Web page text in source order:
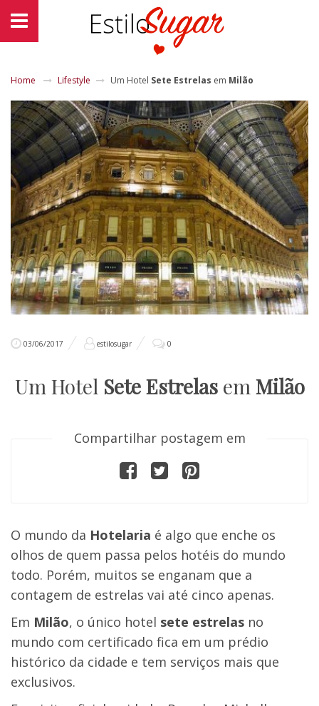
Home Lifestyle Um Hotel Sete Estrelas em Milão
03/06/2017 estilosugar 0
Um Hotel Sete Estrelasem Milão
Compartilhar postagem em
O mundo da Hotelaria é algo que enche os
olhos de quem passa pelos hotéis do mundo
todo. Porém, muitos se enganam que a
contagem de estrelas vai até cinco apenas.
Em Milão, o único hotel sete estrelas no
mundo com certificado fica em um prédio
histórico da cidade e tem serviços mais que
exclusivos.